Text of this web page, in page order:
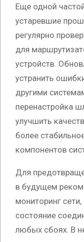
Еще одной
устаревшие
регулярно
для
устройств.
устранить
другими
перенастройка
улучшить
более
компонентов
Для
в будущем
мониторинг
состояние
любых сбоях. В